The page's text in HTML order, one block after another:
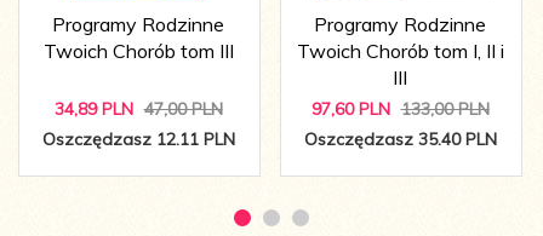
Programy Rodzinne
Twoich Chorób tom III
34,89 PLN 47,00 PLN
Oszczędzasz 12.11 PLN
Programy Rodzinne
Twoich Chorób tom I, II i
III
97,60 PLN 133,00 PLN
Oszczędzasz 35.40 PLN